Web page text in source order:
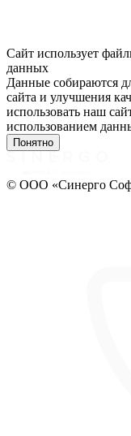
Сайт использует
данных
Данные собираются
сайта и улучшения
использовать наш
использованием
Понятно
© ООО «Синерго